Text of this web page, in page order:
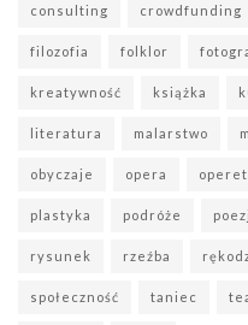
consulting crowdfunding
filozofia folklor
kreatywność książka
literatura malarstwo
obyczaje opera
plastyka podróże
rysunek rzeźba
społeczność taniec